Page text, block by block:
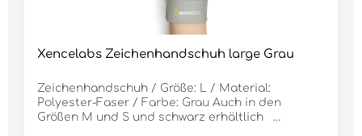
Xencelabs Zeichenhandschuh large Grau
Zeichenhandschuh / Größe: L / Material:
Polyester-Faser / Farbe: Grau Auch in den
Größen M und S und schwarz erhältlich